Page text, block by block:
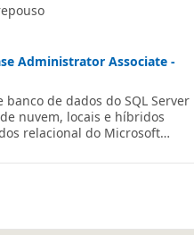
Administrator Associate -
de dados do SQL Server
nuvem, locais e híbridos
relacional do Microsoft